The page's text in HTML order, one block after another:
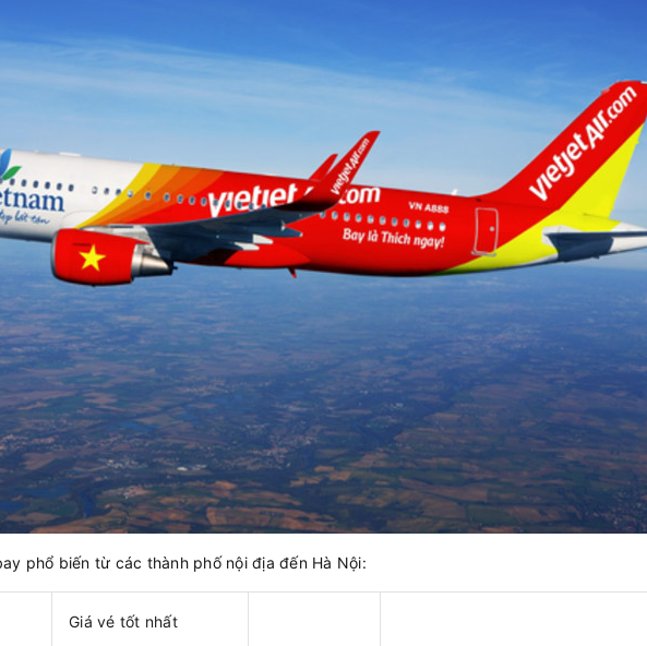
phổ biến từ các thành phố nội địa đến Hà Nội:
Giá vé tốt nhất